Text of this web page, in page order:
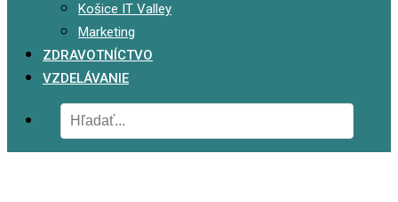
Košice IT Valley
Marketing
ZDRAVOTNÍCTVO
VZDELÁVANIE